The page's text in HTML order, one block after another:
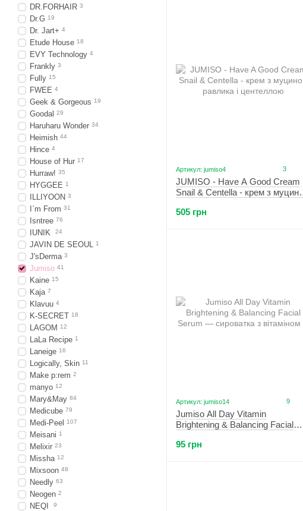
Артикул: jumiso4 3
JUMISO - Have A Good Cream
Snail & Centella - крем з
505 грн
Артикул: jumiso14 9
Jumiso All Day Vitamin
Brightening & Balancing Facial
вітаміном С 5 мл МІНІ
95 грн
DR.FORHAIR 3
Dr.G 19
Dr. Jart+ 4
Etude House 18
EVY Technology 4
Frankly 3
Fully 15
FWEE 4
Geek & Gorgeous 19
Goodal 29
Haruharu Wonder 34
Heimish 44
Hince 4
House of Hur 17
Hurraw! 35
HYGGEE 1
ILLIYOON 3
I`m From 31
Isntree 76
IUNIK 24
JAVIN DE SEOUL 1
J'sDerma 3
Jumiso 41
Kaine 15
Kaja 7
Klavuu 4
K-SECRET 18
LAGOM 12
LaLa Recipe 1
Laneige 16
Logically, Skin 11
Make p:rem 2
manyo 12
Mary&May 84
Medicube 79
Medi-Peel 107
Meisani 1
Melixir 23
Missha 12
Mixsoon 48
Needly 63
Neogen 2
NEQI 9